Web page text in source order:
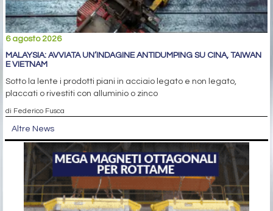
6 agosto 2026
MALAYSIA: AVVIATA UN’INDAGINE ANTIDUMPING SU CINA, TAIWAN
E VIETNAM
Sotto la lente i prodotti piani in acciaio legato e non legato,
placcati o rivestiti con alluminio o zinco
di Federico Fusca
Altre News